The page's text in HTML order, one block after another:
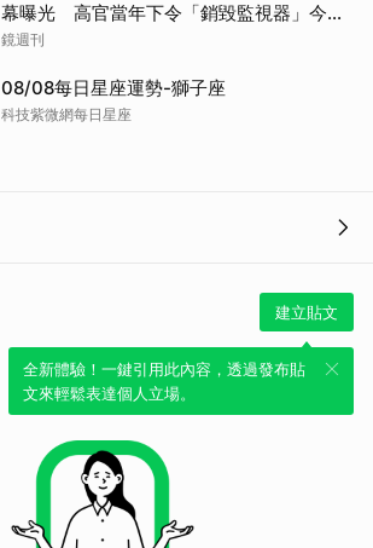
幕曝光 高官當年下令「銷毀監視器」今遭
逮
鏡週刊
08/08每日星座運勢-獅子座
科技紫微網每日星座
建立貼文
全新體驗！一鍵引用此內容，透過發布貼
文來輕鬆表達個人立場。